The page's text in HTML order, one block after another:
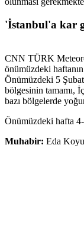
'İstanbul'a kar
CNN TÜRK
önümüzdeki
Önümüzdeki 5
bölgesinin tamamı,
bazı bölgelerde
Önümüzdeki hafta
Muhabir: Eda